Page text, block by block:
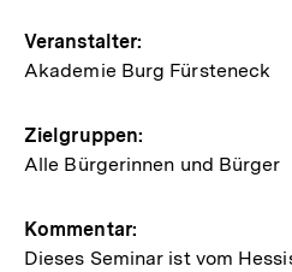
Veranstalter:
Akademie Burg Fürsteneck
Zielgruppen:
Alle Bürgerinnen und Bürger
Kommentar:
Dieses Seminar ist vom